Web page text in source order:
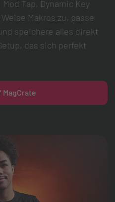
Tap, Dynamic Key
Weise Makros zu, passe
speichere alles direkt
das sich perfekt
MagCrate